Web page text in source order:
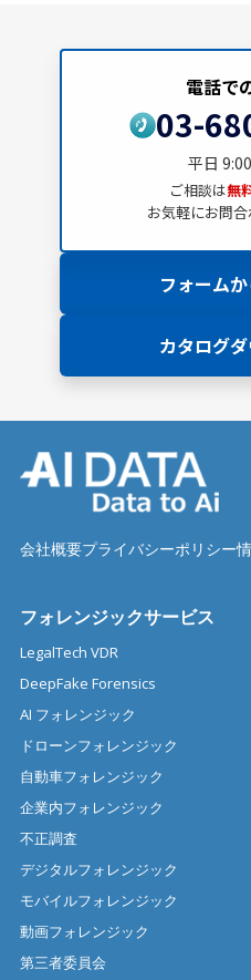
フォーム
カタログ
電話で
03-
平日
ご相談は無
お気軽にお問合
会社概要プライバシーポリシー
フォレンジックサービス
LegalTech VDR
DeepFake Forensics
AI フォレンジック
ドローンフォレンジック
自動車フォレンジック
企業内フォレンジック
不正調査
デジタルフォレンジック
モバイルフォレンジック
動画フォレンジック
第三者委員会